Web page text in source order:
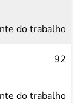
do trabalho
92
do trabalho